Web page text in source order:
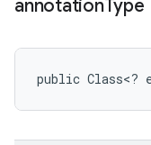
annotationType
public Class<?